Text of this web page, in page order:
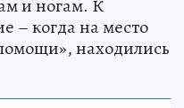
и ногам. К
– когда на место
находились